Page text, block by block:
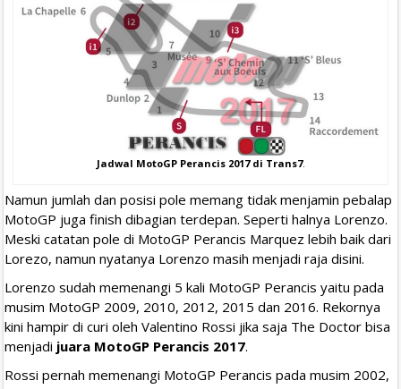
Jadwal MotoGP Perancis 2017 di Trans7.
Namun jumlah dan posisi pole memang tidak menjamin pebalap
MotoGP juga finish dibagian terdepan. Seperti halnya Lorenzo.
Meski catatan pole di MotoGP Perancis Marquez lebih baik dari
Lorezo, namun nyatanya Lorenzo masih menjadi raja disini.
Lorenzo sudah memenangi 5 kali MotoGP Perancis yaitu pada
musim MotoGP 2009, 2010, 2012, 2015 dan 2016. Rekornya
kini hampir di curi oleh Valentino Rossi jika saja The Doctor bisa
menjadi juara MotoGP Perancis 2017.
Rossi pernah memenangi MotoGP Perancis pada musim 2002,